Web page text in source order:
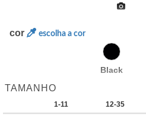
cor escolha a cor
Black
TAMANHO
1-11 12-35